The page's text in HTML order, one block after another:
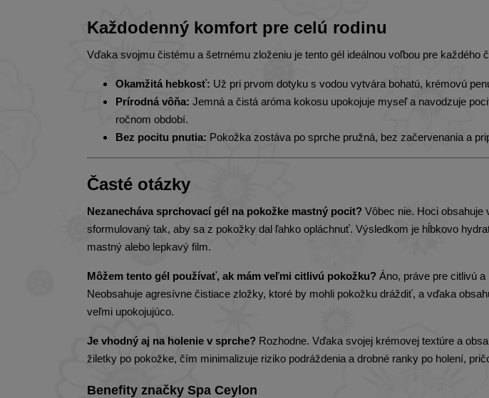
Každodenný komfort pre celú rodinu
Vďaka svojmu čistému a šetrnému zloženiu je tento gél ideálnou voľbou pre každého
Okamžitá hebkosť: Už pri prvom dotyku s vodou vytvára bohatú, krémovú
Prírodná vôňa: Jemná a čistá aróma kokosu upokojuje myseľ a navodzuje
ročnom období.
Bez pocitu pnutia: Pokožka zostáva po sprche pružná, bez začervenania a
Časté otázky
Nezanecháva sprchovací gél na pokožke mastný pocit? Vôbec nie. Hoci
sformulovaný tak, aby sa z pokožky dal ľahko opláchnuť. Výsledkom je hĺbkovo
mastný alebo lepkavý film.
Môžem tento gél používať, ak mám veľmi citlivú pokožku? Áno, práve pre citlivú
Neobsahuje agresívne čistiace zložky, ktoré by mohli pokožku dráždiť, a vďaka
veľmi upokojujúco.
Je vhodný aj na holenie v sprche? Rozhodne. Vďaka svojej krémovej textúre a
žiletky po pokožke, čím minimalizuje riziko podráždenia a drobné ranky po holení,
Benefity značky Spa Ceylon